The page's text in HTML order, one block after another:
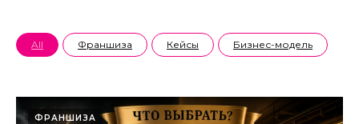
All Франшиза Кейсы Бизнес-модель
ФРАНШИЗА